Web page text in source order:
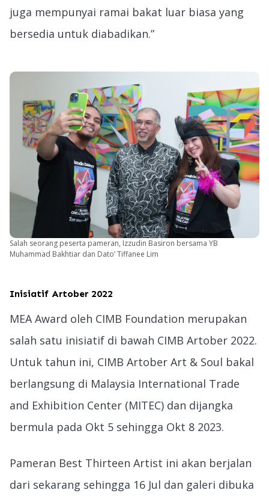
juga mempunyai ramai bakat luar biasa yang
bersedia untuk diabadikan.”
Salah seorang peserta pameran, Izzudin Basiron bersama YB
Muhammad Bakhtiar dan Dato’ Tiffanee Lim
Inisiatif Artober 2022
MEA Award oleh CIMB Foundation merupakan
salah satu inisiatif di bawah CIMB Artober 2022.
Untuk tahun ini, CIMB Artober Art & Soul bakal
berlangsung di Malaysia International Trade
and Exhibition Center (MITEC) dan dijangka
bermula pada Okt 5 sehingga Okt 8 2023.
Pameran Best Thirteen Artist ini akan berjalan
dari sekarang sehingga 16 Jul dan galeri dibuka